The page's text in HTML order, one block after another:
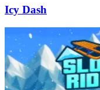
Icy Dash